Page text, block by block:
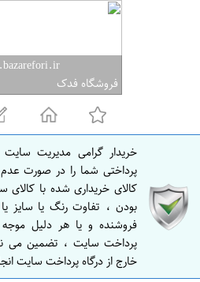
ص
ف
ه
ا
ص
ف
ه
ا
ن
فروشگاه فدک
خریدار گرامی مدیریت سایت
پرداختی شما را در صورت
کالای خریداری شده با
بودن ، تفاوت رنگ یا سایز
فروشنده و یا هر دلیل
پرداخت سایت ، تضمین می
خارج از درگاه پرداخت سایت